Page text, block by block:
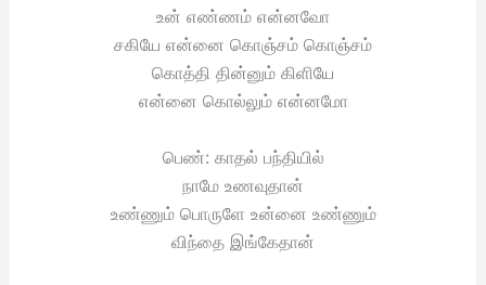
உன் எண்ணம் என்னவோ
சகியே என்னை கொஞ்சம் கொஞ்சம்
கொத்தி தின்னும் கிளியே
என்னை கொல்லும் என்னமோ
பெண்: காதல் பந்தியில்
நாமே உணவுதான்
உண்ணும் பொருளே உன்னை உண்ணும்
விந்தை இங்கேதான்